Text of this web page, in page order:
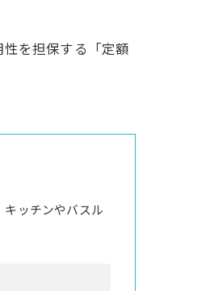
を担保する「定額
ッチンやバスル